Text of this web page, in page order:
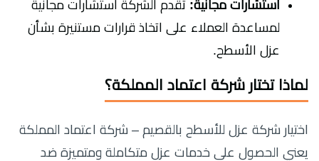
استشارات مجانية: تقدم الشركة استشارات مجانية
لمساعدة العملاء على اتخاذ قرارات مستنيرة بشأن
عزل الأسطح.
لماذا تختار شركة اعتماد المملكة؟
اختيار شركة عزل للأسطح بالقصيم – شركة اعتماد المملكة
يعني الحصول على خدمات عزل متكاملة ومتميزة ضد